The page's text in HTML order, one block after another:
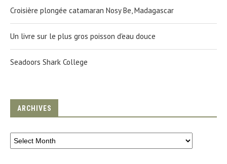
Croisière plongée catamaran Nosy Be, Madagascar
Un livre sur le plus gros poisson d'eau douce
Seadoors Shark College
ARCHIVES